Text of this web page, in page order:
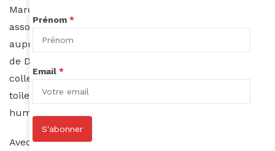
Maroc, elles se sont engagées pour soutenir une
association locale,Agadir Alkokra, notamment
auprès des sinistrés, les familles des collaborateurs
de Dar Lamia, la résidence hôtelière gérée par Céline,
collectant vêtements, couches, tentes, douches,
toilettes… Ce moment a scellé leur engagement
humain.
Avec le rallye, elles soutiennent l’association
Prénom *
Email *
S'abonner